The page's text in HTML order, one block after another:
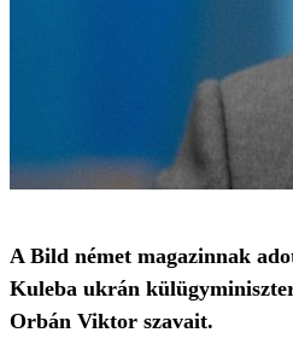
A Bild német magazinnak
Kuleba ukrán
Orbán Viktor szavait.